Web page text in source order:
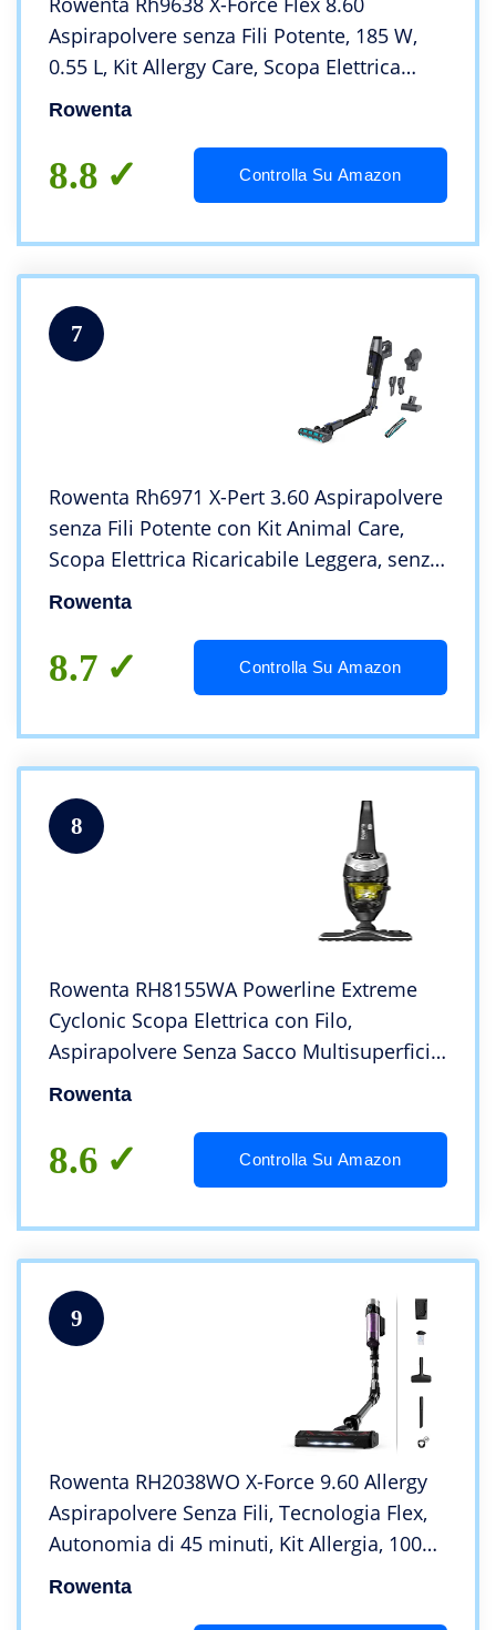
Aspirapolvere senza Fili Potente, 185 W,
0.55 L, Kit Allergy Care, Scopa Elettrica
Leggera Multisuperficie, Tecnologia Flex,
Rowenta
8.8 Controlla Su Amazon
7
Rowenta Rh6971 X-Pert 3.60 Aspirapolvere
senza Fili Potente con Kit Animal Care,
Scopa Elettrica Ricaricabile Leggera, senza
Sacco, Tecnologia Flex, Autonomia 45 Min,
Rowenta
8.7 Controlla Su Amazon
8
Rowenta RH8155WA Powerline Extreme
Cyclonic Scopa Elettrica con Filo,
Aspirapolvere Senza Sacco Multisuperficie
con Kit Animal Care, Tecnologia Ciclonica,
0.9 L
Rowenta
8.6 Controlla Su Amazon
9
Rowenta RH2038WO X-Force 9.60 Allergy
Aspirapolvere Senza Fili, Tecnologia Flex,
Autonomia di 45 minuti, Kit Allergia, 100
AirWatt, Viola
Rowenta